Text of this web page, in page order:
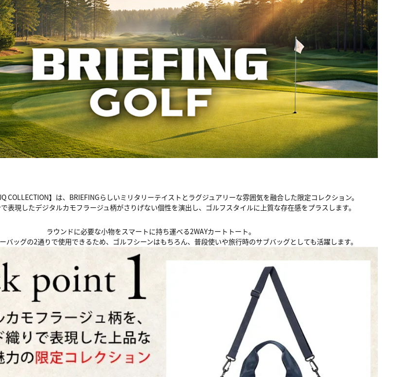
JQ COLLECTION】は、BRIEFINGらしいミリタリーテイストとラグジュアリーな雰囲気を融合した限定コレクション。
表現したデジタルカモフラージュ柄がさりげない個性を演出し、ゴルフスタイルに上質な存在感をプラスします。
ラウンドに必要な小物をスマートに持ち運べる2WAYカートトート。
バッグの2通りで使用できるため、ゴルフシーンはもちろん、普段使いや旅行時のサブバッグとしても活躍します。